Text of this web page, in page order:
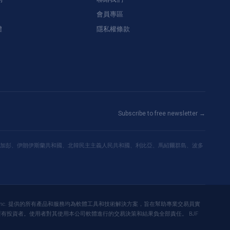
會員專區
隱私權條款
Subscribe to free newsletter →
、伊朗伊斯蘭共和國、北韓民主主義人民共和國、利比亞、馬紹爾群島、波多
提供的所有產品和服務均為軟體工具和技術解決方案，旨在幫助專業交易員實
投資者。使用者對其使用本公司軟體進行的交易決策和結果負全部責任。 BJF